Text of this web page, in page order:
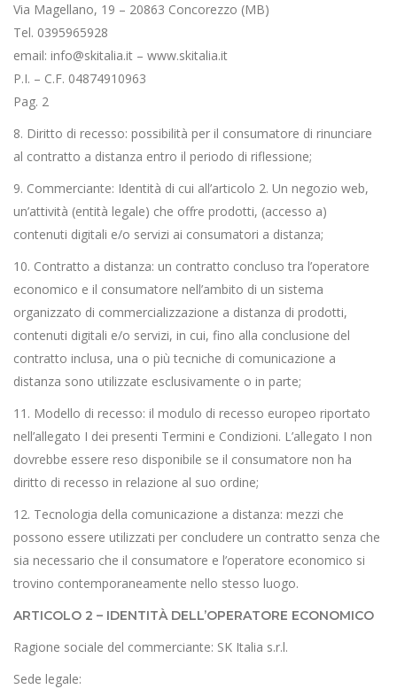
Via Magellano, 19 – 20863 Concorezzo (MB)
Tel. 0395965928
email: info@skitalia.it – www.skitalia.it
P.I. – C.F. 04874910963
Pag. 2
8. Diritto di recesso: possibilità per il consumatore di rinunciare
al contratto a distanza entro il periodo di riflessione;
9. Commerciante: Identità di cui all’articolo 2. Un negozio web,
un’attività (entità legale) che offre prodotti, (accesso a)
contenuti digitali e/o servizi ai consumatori a distanza;
10. Contratto a distanza: un contratto concluso tra l’operatore
economico e il consumatore nell’ambito di un sistema
organizzato di commercializzazione a distanza di prodotti,
contenuti digitali e/o servizi, in cui, fino alla conclusione del
contratto inclusa, una o più tecniche di comunicazione a
distanza sono utilizzate esclusivamente o in parte;
11. Modello di recesso: il modulo di recesso europeo riportato
nell’allegato I dei presenti Termini e Condizioni. L’allegato I non
dovrebbe essere reso disponibile se il consumatore non ha
diritto di recesso in relazione al suo ordine;
12. Tecnologia della comunicazione a distanza: mezzi che
possono essere utilizzati per concludere un contratto senza che
sia necessario che il consumatore e l’operatore economico si
trovino contemporaneamente nello stesso luogo.
ARTICOLO 2 – IDENTITÀ DELL’OPERATORE ECONOMICO
Ragione sociale del commerciante: SK Italia s.r.l.
Sede legale: